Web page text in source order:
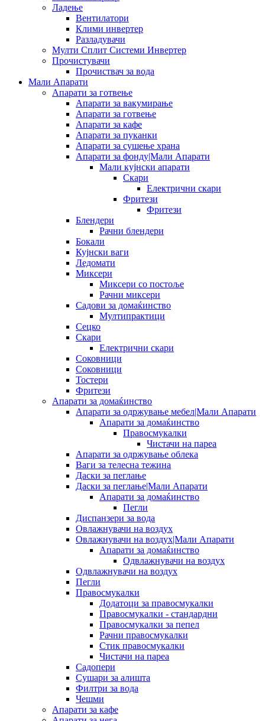
Ладење
Вентилатори
Клими инвертер
Разладувачи
Мулти Сплит Системи Инвертер
Прочистувачи
Прочиствач за вода
Мали Апарати
Апарати за готвење
Апарати за вакумирање
Апарати за готвење
Апарати за кафе
Апарати за пуканки
Апарати за сушење храна
Апарати за фонду|Мали Апарати
Мали кујнски апарати
Скари
Електрични скари
Фритези
Фритези
Блендери
Рачни блендери
Бокали
Кујнски ваги
Ледомати
Миксери
Миксери со постоље
Рачни миксери
Садови за домаќинство
Мултипрактици
Сецко
Скари
Електрични скари
Соковници
Соковници
Тостери
Фритези
Апарати за домаќинство
Апарати за одржување мебел|Мали Апарати
Апарати за домаќинство
Правосмукалки
Чистачи на пареа
Апарати за одржување облека
Ваги за телесна тежина
Даски за пеглање
Даски за пеглање|Мали Апарати
Апарати за домаќинство
Пегли
Диспанзери за вода
Овлажнувачи на воздух
Овлажнувачи на воздух|Мали Апарати
Апарати за домаќинство
Одвлажнувачи на воздух
Одвлажнувачи на воздух
Пегли
Правосмукалки
Додатоци за правосмукалки
Правосмукалки - стандардни
Правосмукалки за пепел
Рачни правосмукалки
Стик правосмукалки
Чистачи на пареа
Садопери
Сушари за алишта
Филтри за вода
Чешми
Апарати за кафе